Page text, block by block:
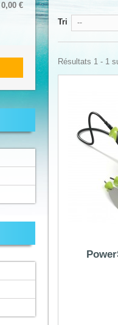
0,00 €
Tri --
Résultats 1 - 1